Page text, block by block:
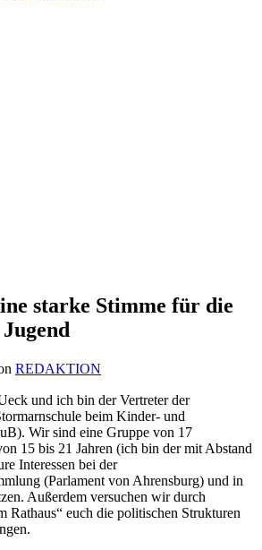
starke Stimme für die
REDAKTION
und ich bin der Vertreter der
beim Kinder- und
Wir sind eine Gruppe von 17
15 bis 21 Jahren (ich bin der mit Abstand
Interessen bei der
(Parlament von Ahrensburg) und in
Außerdem versuchen wir durch
Rathaus“ euch die politischen Strukturen